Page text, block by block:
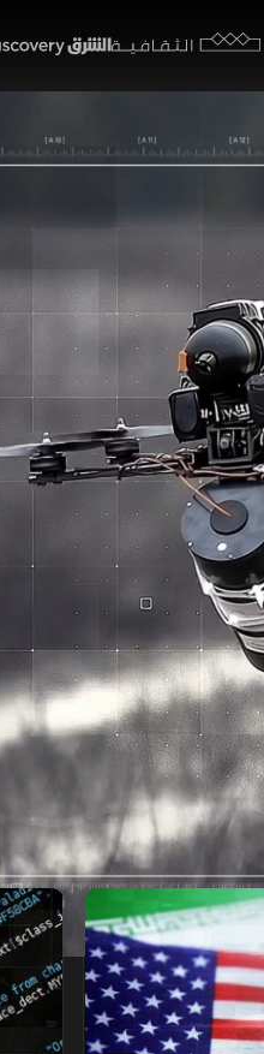
الثقافية
مسيرات
تقارير الشرق
تناول تقرير
على نبضات ضوئية
مهام الاستطلاع
الذخائر.
تقارير الشرق أخبار الشرق